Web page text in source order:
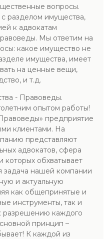
вопросы.
разделом имущества,
к адвокатам
Мы ответим на
какое имущество не
имущества, имеет
на ценные вещи,
и т.д.
- Правоведы.
опытом работы!
предприятие
клиентами. На
представляют
адвокатов, сфера
которых обхватывает
задача нашей компании
и актуальную
как общепринятые и
инструменты, так и
разрешению каждого
принцип –
К каждой из